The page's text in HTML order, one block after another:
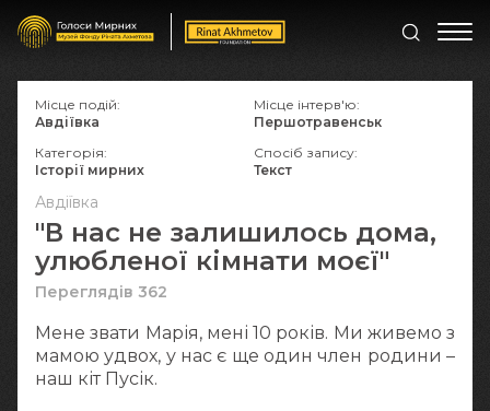
Авдіївка
"В нас не залишилось дома,
улюбленої кімнати моєї"
Переглядів 362
Мене звати Марія, мені 10 років. Ми живемо з
мамою удвох, у нас є ще один член родини –
наш кіт Пусік.
Місце подій:
Авдіївка
Місце інтерв'ю:
Першотравенськ
Категорія:
Історії мирних
Спосіб запису:
Текст